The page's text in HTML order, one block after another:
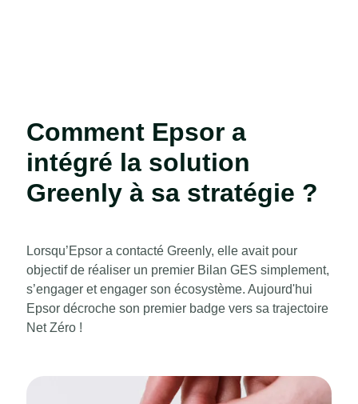
Comment Epsor a
intégré la solution
Greenly à sa stratégie ?
Lorsqu’Epsor a contacté Greenly, elle avait pour
objectif de réaliser un premier Bilan GES simplement,
s’engager et engager son écosystème. Aujourd'hui
Epsor décroche son premier badge vers sa trajectoire
Net Zéro !